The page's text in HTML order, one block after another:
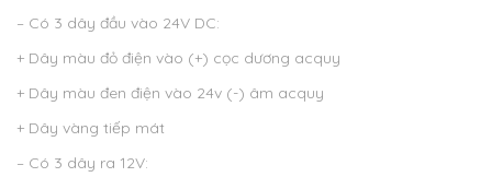
– Có 3 dây đầu vào 24V DC:
+ Dây màu đỏ điện vào (+) cọc dương acquy
+ Dây màu đen điện vào 24v (-) âm acquy
+ Dây vàng tiếp mát
– Có 3 dây ra 12V: